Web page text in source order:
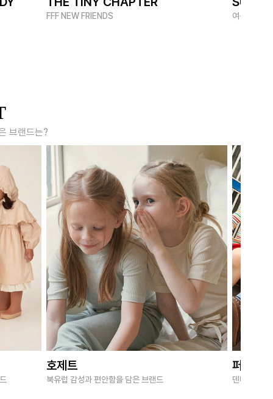
FFF NEW FRIENDS 여름 멋쟁
브랜드는?
호제트
북유럽 감성과 편안함을 담은 브랜드
퍼브키
덴마크 감